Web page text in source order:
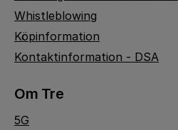
Whistleblowing
Köpinformation
Kontaktinformation - DSA
Om Tre
5G